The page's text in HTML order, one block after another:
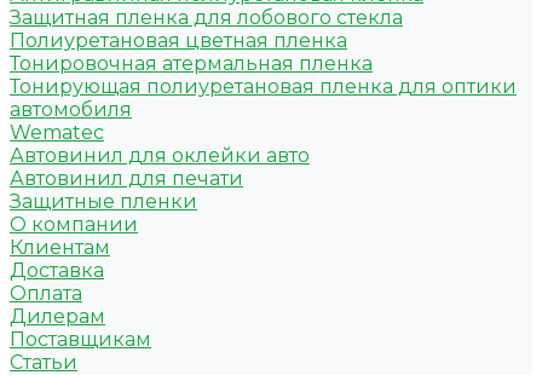
Защитная пленка для лобового стекла
Полиуретановая цветная пленка
Тонировочная атермальная пленка
Тонирующая полиуретановая пленка для оптики
автомобиля
Wematec
Автовинил для оклейки авто
Автовинил для печати
Защитные пленки
О компании
Клиентам
Доставка
Оплата
Дилерам
Поставщикам
Статьи